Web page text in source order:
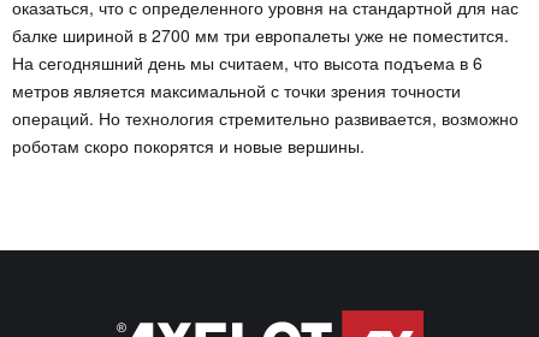
оказаться, что с определенного уровня на стандартной для нас
балке шириной в 2700 мм три европалеты уже не поместится.
На сегодняшний день мы считаем, что высота подъема в 6
метров является максимальной с точки зрения точности
операций. Но технология стремительно развивается, возможно
роботам скоро покорятся и новые вершины.